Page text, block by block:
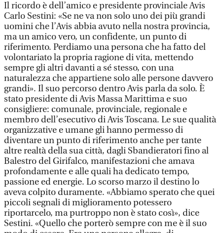
Il ricordo è dell’amico e presidente provinciale Avis
Carlo Sestini: «Se ne va non solo uno dei più grandi
uomini che l’Avis abbia avuto nella nostra provincia,
ma un amico vero, un confidente, un punto di
riferimento. Perdiamo una persona che ha fatto del
volontariato la propria ragione di vita, mettendo
sempre gli altri davanti a sé stesso, con una
naturalezza che appartiene solo alle persone davvero
grandi». Il suo percorso dentro Avis parla da solo. È
stato presidente di Avis Massa Marittima e suo
consigliere: comunale, provinciale, regionale e
membro dell’esecutivo di Avis Toscana. Le sue qualità
organizzative e umane gli hanno permesso di
diventare un punto di riferimento anche per tante
altre realtà della sua città, dagli Sbandieratori fino al
Balestro del Girifalco, manifestazioni che amava
profondamente e alle quali ha dedicato tempo,
passione ed energie. Lo scorso marzo il destino lo
aveva colpito duramente. «Abbiamo sperato che quei
piccoli segnali di miglioramento potessero
riportarcelo, ma purtroppo non è stato così», dice
Sestini. «Quello che porterò sempre con me è il suo